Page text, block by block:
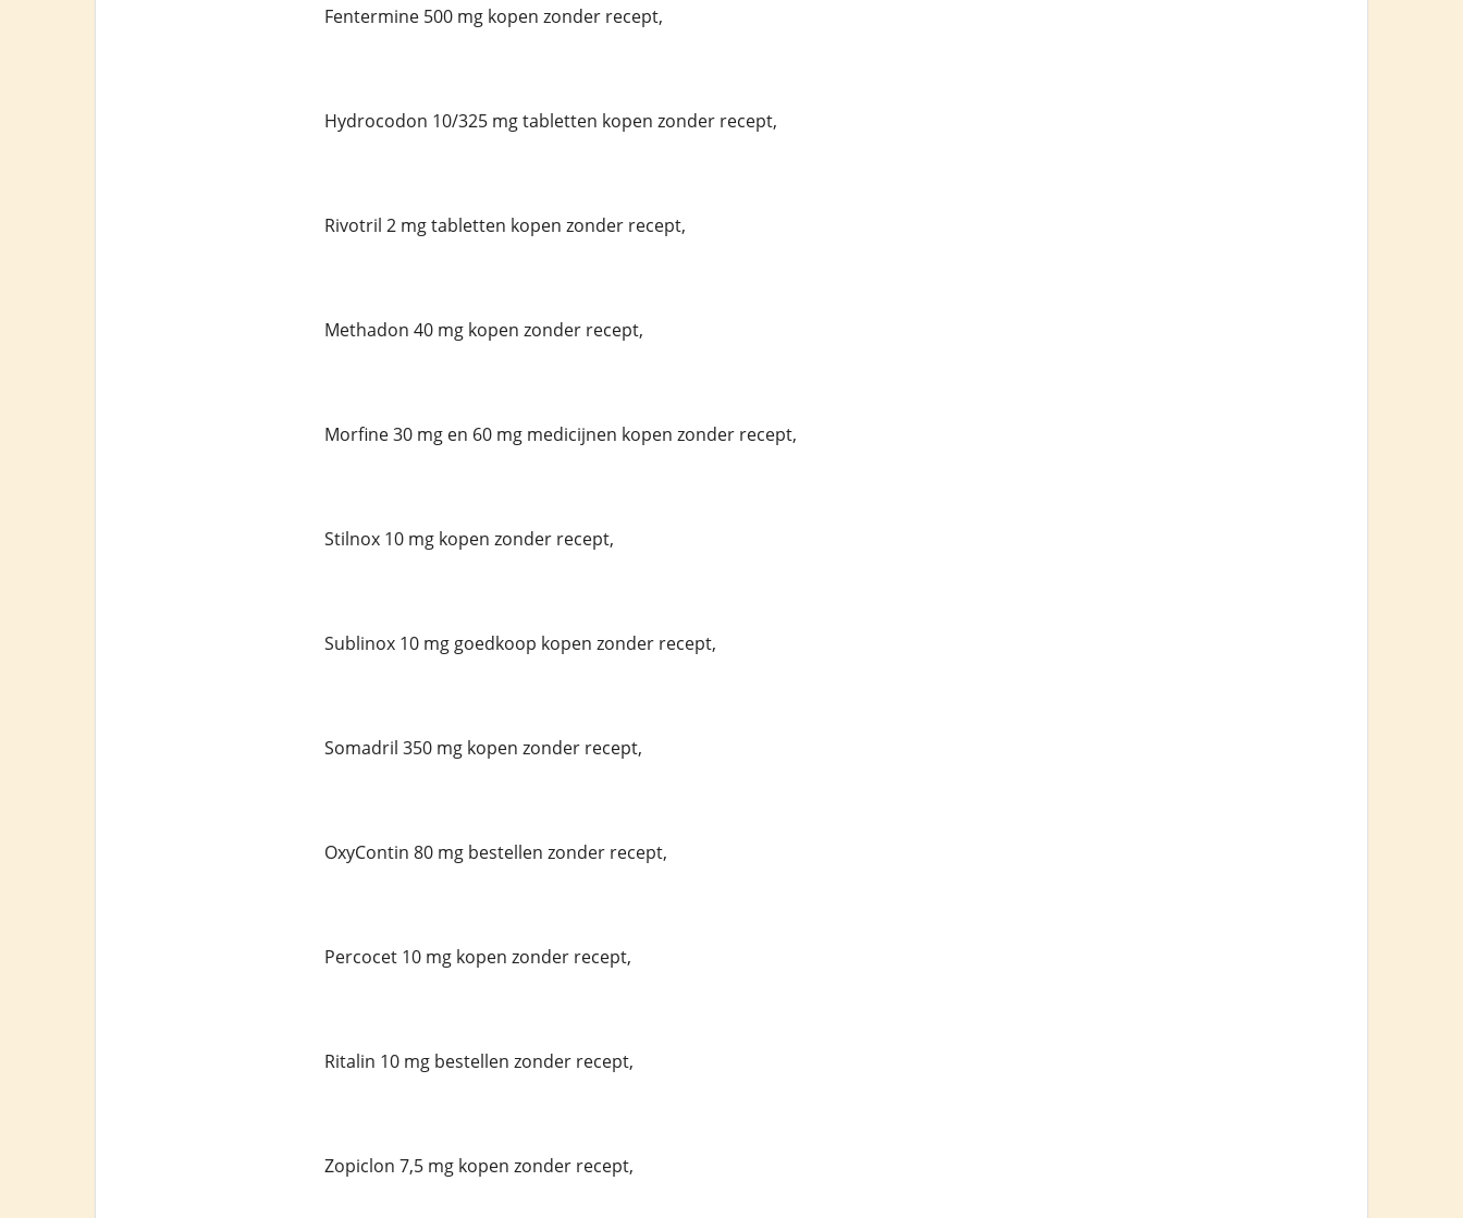
Fentermine 500 mg kopen zonder recept,
Hydrocodon 10/325 mg tabletten kopen zonder recept,
Rivotril 2 mg tabletten kopen zonder recept,
Methadon 40 mg kopen zonder recept,
Morfine 30 mg en 60 mg medicijnen kopen zonder recept,
Stilnox 10 mg kopen zonder recept,
Sublinox 10 mg goedkoop kopen zonder recept,
Somadril 350 mg kopen zonder recept,
OxyContin 80 mg bestellen zonder recept,
Percocet 10 mg kopen zonder recept,
Ritalin 10 mg bestellen zonder recept,
Zopiclon 7,5 mg kopen zonder recept,